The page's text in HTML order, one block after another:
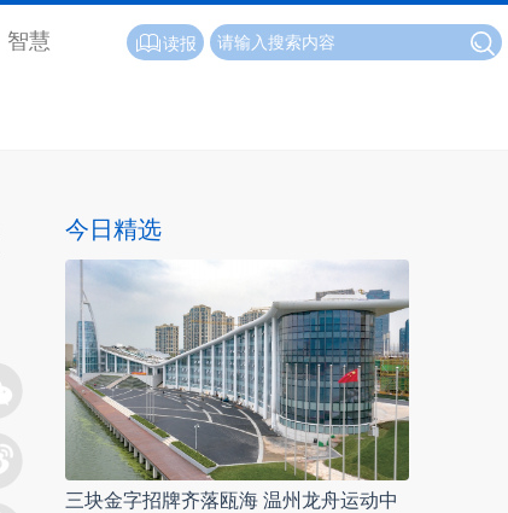
智慧 读报
今日精选
三块金字招牌齐落瓯海 温州龙舟运动中